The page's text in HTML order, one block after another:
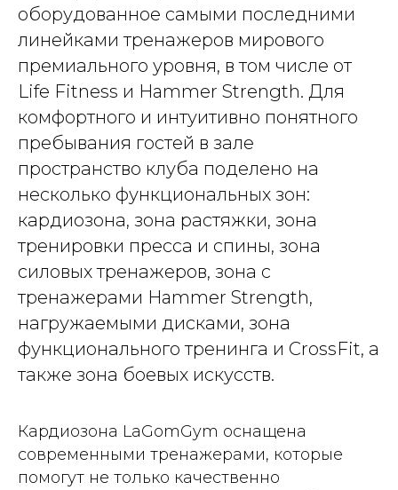
оборудованное самыми последними
линейками тренажеров мирового
премиального уровня, в том числе от
Life Fitness и Hammer Strength. Для
комфортного и интуитивно понятного
пребывания гостей в зале
пространство клуба поделено на
несколько функциональных зон:
кардиозона, зона растяжки, зона
тренировки пресса и спины, зона
силовых тренажеров, зона с
тренажерами Hammer Strength,
нагружаемыми дисками, зона
функционального тренинга и CrossFit, а
также зона боевых искусств.
Кардиозона LaGomGym оснащена
современными тренажерами, которые
помогут не только качественно